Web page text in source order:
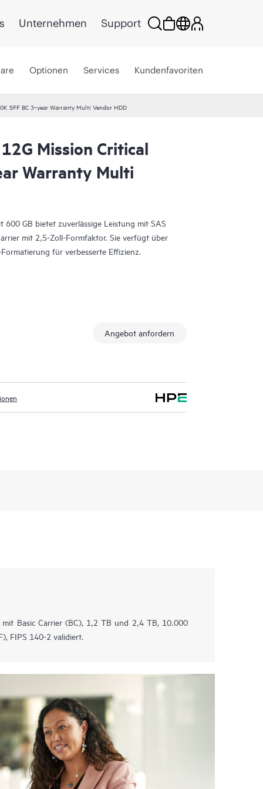
Unternehmen Support
Optionen Services Kundenfavoriten
SFF BC 3‑year Warranty Multi Vendor HDD
Mission Critical
Warranty Multi
600 GB bietet zuverlässige Leistung mit SAS
mit 2,5-Zoll-Formfaktor. Sie verfügt über
für verbesserte Effizienz.
Angebot anfordern
mit Basic Carrier (BC), 1,2 TB und 2,4 TB, 10.000
FIPS 140-2 validiert.